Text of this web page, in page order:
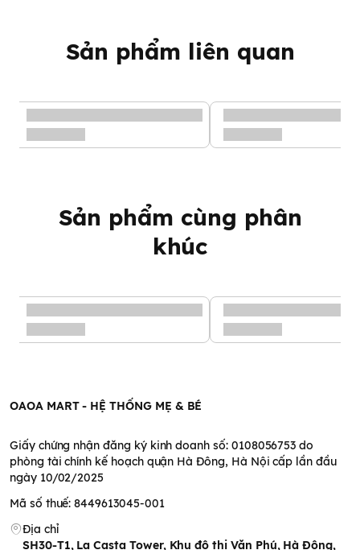
Sản phẩm liên quan
Sản phẩm cùng phân
khúc
OAOA MART - HỆ THỐNG MẸ & BÉ
Giấy chứng nhận đăng ký kinh doanh số: 0108056753 do
phòng tài chính kế hoạch quận Hà Đông, Hà Nội cấp lần đầu
ngày 10/02/2025
Mã số thuế: 8449613045-001
Địa chỉ
SH30-T1, La Casta Tower, Khu đô thị Văn Phú, Hà Đông,